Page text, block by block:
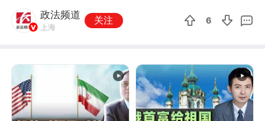
政法频道
上海
关注 6